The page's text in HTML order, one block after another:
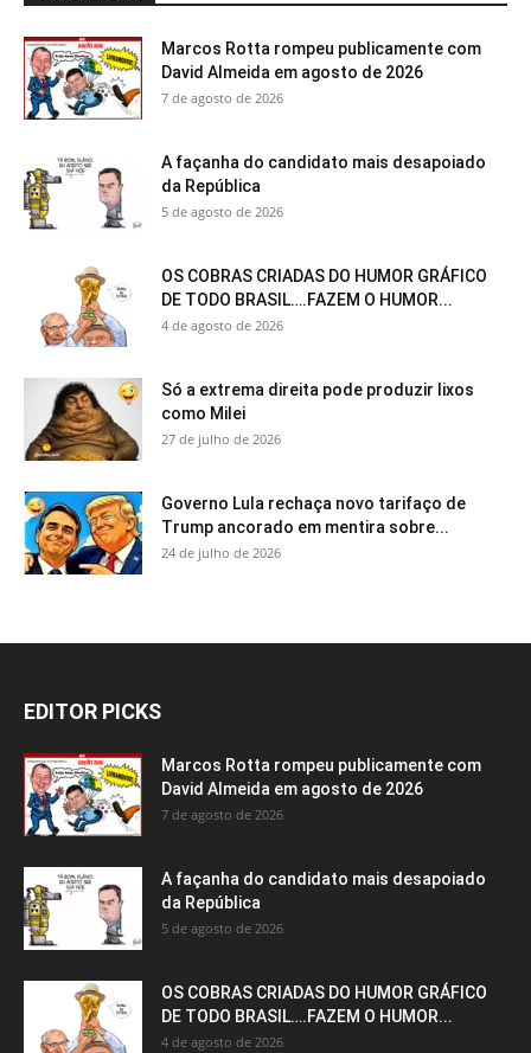
Marcos Rotta rompeu publicamente com
David Almeida em agosto de 2026
7 de agosto de 2026
A façanha do candidato mais desapoiado
da República
5 de agosto de 2026
OS COBRAS CRIADAS DO HUMOR GRÁFICO
DE TODO BRASIL….FAZEM O HUMOR...
4 de agosto de 2026
Só a extrema direita pode produzir lixos
como Milei
27 de julho de 2026
Governo Lula rechaça novo tarifaço de
Trump ancorado em mentira sobre...
24 de julho de 2026
EDITOR PICKS
Marcos Rotta rompeu publicamente com
David Almeida em agosto de 2026
7 de agosto de 2026
A façanha do candidato mais desapoiado
da República
5 de agosto de 2026
OS COBRAS CRIADAS DO HUMOR GRÁFICO
DE TODO BRASIL….FAZEM O HUMOR...
4 de agosto de 2026